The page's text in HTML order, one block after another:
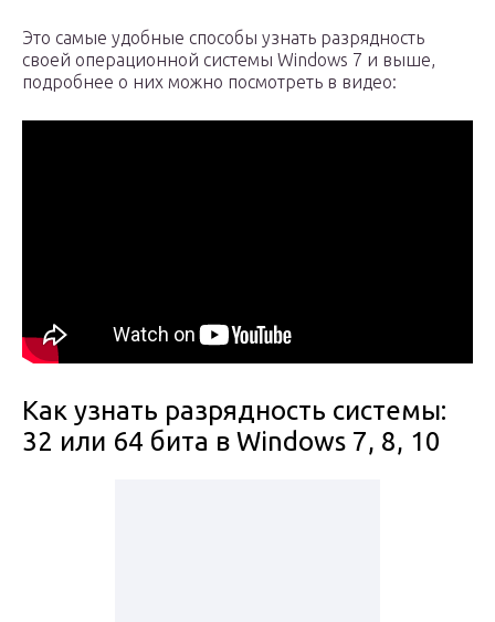
Это самые удобные способы узнать разрядность
своей операционной системы Windows 7 и выше,
подробнее о них можно посмотреть в видео:
Как узнать разрядность системы:
32 или 64 бита в Windows 7, 8, 10